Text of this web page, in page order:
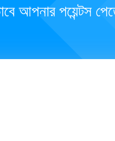
আপনার পয়েন্টস